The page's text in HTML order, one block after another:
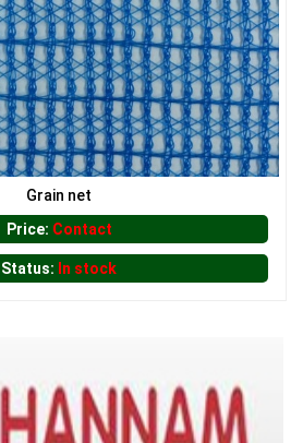
CHẮN CÔN TRÙNG
Grain net
Price: Contact
Status: In stock